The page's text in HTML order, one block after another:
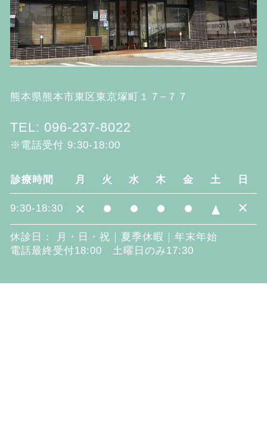
熊本県熊本市東区東京塚町１７−７７
TEL: 096-237-8022
※電話受付 9:30-18:00
診療時間 月 火 水 木 金 土 日
9:30-18:30 × ×
休診日： 月・日・祝｜夏季休暇｜年末年始
電話最終受付18:00 土曜日のみ17:30